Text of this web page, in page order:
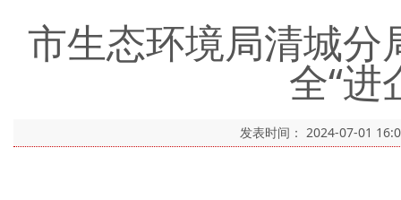
市生态环境局清城分
全“进
发表时间： 2024-07-01